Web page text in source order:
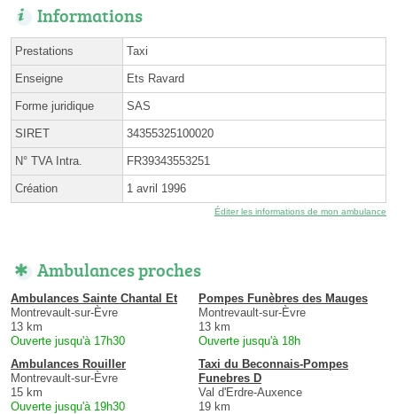
Informations
Prestations Taxi
Enseigne Ets Ravard
Forme juridique SAS
SIRET 34355325100020
N° TVA Intra. FR39343553251
Création 1 avril 1996
Éditer les informations de mon ambulance
Ambulances proches
Ambulances Sainte Chantal Et
Montrevault-sur-Èvre
13 km
Ouverte jusqu'à 17h30
Pompes Funèbres des Mauges
Montrevault-sur-Èvre
13 km
Ouverte jusqu'à 18h
Ambulances Rouiller
Montrevault-sur-Èvre
15 km
Ouverte jusqu'à 19h30
Taxi du Beconnais-Pompes
Funebres D
Val d'Erdre-Auxence
19 km